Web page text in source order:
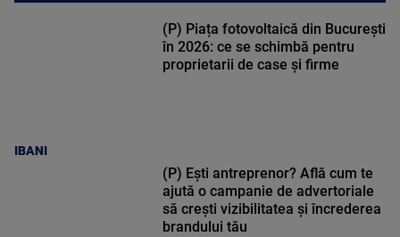
IBANI
(P) Piața fotovoltaică din București
în 2026: ce se schimbă pentru
proprietarii de case și firme
(P) Ești antreprenor? Află cum te
ajută o campanie de advertoriale
să crești vizibilitatea și încrederea
brandului tău